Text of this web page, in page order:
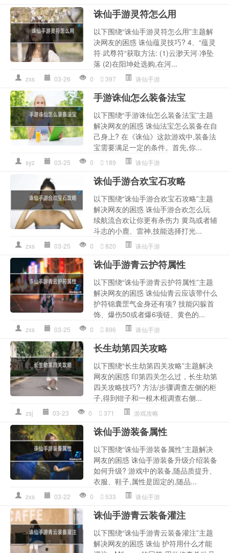
诛仙手游灵符怎么用
以下围绕“诛仙手游灵符怎么用”主题解
决网友的困惑 诛仙蕴灵技巧? 4、“蕴灵
符·武尊符“获取方法: (1)云渺天河·净坠
落 (2)在阳坤处选购,在河...
zxs 03-26 0 397 诛仙手游
手游诛仙怎么装备法宝
以下围绕“手游诛仙怎么装备法宝”主题
解决网友的困惑 诛仙法宝怎么装备在自
己身上? 在《诛仙》这款游戏中,装备法
宝需要满足一定的条件。首先,你...
syz 03-25 0 189 诛仙手游
诛仙手游合欢宝石攻略
以下围绕“诛仙手游合欢宝石攻略”主题
解决网友的困惑 诛仙手游合欢怎么玩
续航流合欢让你更有杀伤力 黄鸟或者辅
斗志的小鹿、雷神,技能选择打光...
zxs 03-25 0 820 诛仙手游
诛仙手游青云护符属性
以下围绕“诛仙手游青云护符属性”主题
解决网友的困惑 诛仙仙青云应该带什么
护符锦囊罡气金身还有项? 技能闪躲首
饰、爆伤50或者爆6项链、黄色的...
zxs 03-25 0 896 诛仙手游
长生劫第四关攻略
以下围绕“长生劫第四关攻略”主题解决
网友的困惑 印第四关怎么过，长生劫第
四关攻略技巧? 方法/步骤调查左侧的柜
子,得到钳子和一根木棍调查右侧...
zsj 03-23 0 371 游戏攻略
诛仙手游装备属性
以下围绕“诛仙手游装备属性”主题解决
网友的困惑 诛仙手游装备升级介绍装备
如何升级? 游戏中的装备,随品质提升、
衣服、鞋子,属性是固定的,随品...
zxs 03-22 0 533 诛仙手游
诛仙手游青云装备灌注
以下围绕“诛仙手游青云装备灌注”主题
解决网友的困惑 诛仙 护符用什么才能